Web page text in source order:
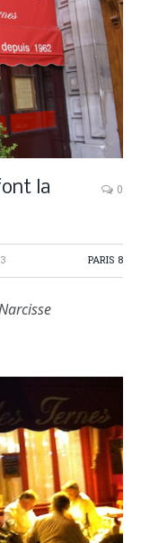
la
0
PARIS 8